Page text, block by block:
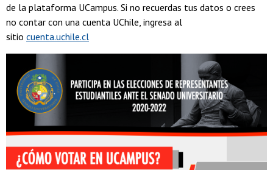
de la plataforma UCampus. Si no recuerdas tus datos o crees
no contar con una cuenta UChile, ingresa al
sitio cuenta.uchile.cl